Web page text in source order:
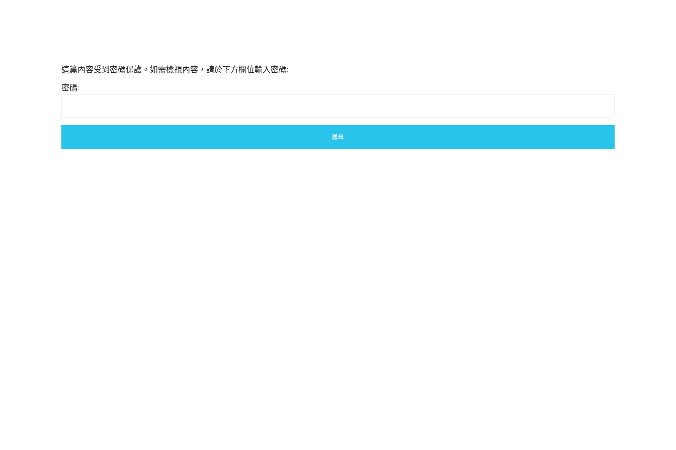
這篇內容受到密碼保護。如需檢視內容，請於下方欄位輸入密碼:
密碼: